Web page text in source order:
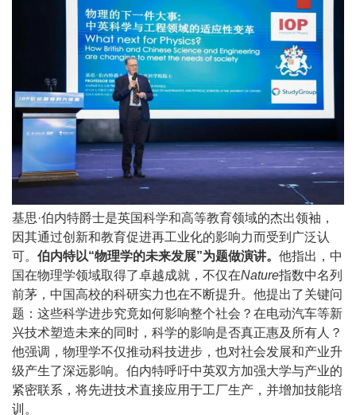
基思·伯内特爵士是英国科学和高等教育领域的杰出领袖，
因其通过创新和教育促进再工业化的影响力而受到广泛认
可。 伯内特以“物理学的未来发展”为题做演讲。 他指出，中
国在物理学领域取得了卓越成就，不仅在Nature指数中名列
前茅，中国高校的科研实力也在不断提升。他提出了关键问
题：这些科学进步究竟如何影响整个社会？在电动汽车等新
兴技术塑造未来的同时，科学的影响是否真正惠及所有人？
他强调，物理学不仅推动科技进步，也对社会发展和产业升
级产生了深远影响。伯内特呼吁中英双方加强大学与产业的
紧密联系，将先进技术直接应用于工厂生产，并增加技能培
训。